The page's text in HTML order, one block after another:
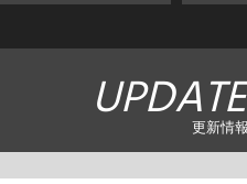
更新情報